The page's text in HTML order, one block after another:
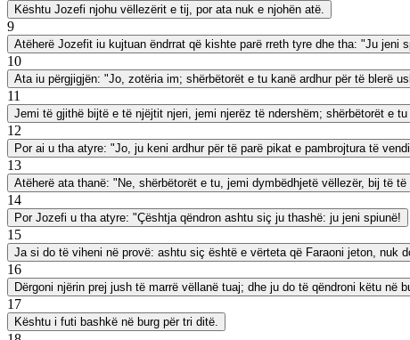
Kështu Jozefi njohu vëllezërit e tij, por ata nuk e njohën atë.
9
Atëherë Jozefit iu kujtuan ëndrrat që kishte parë rreth tyre dhe tha: "Ju jeni
10
Ata iu përgjigjën: "Jo, zotëria im; shërbëtorët e tu kanë ardhur për të blerë
11
Jemi të gjithë bijtë e të njëjtit njeri, jemi njerëz të ndershëm; shërbëtorët e tu
12
Por ai u tha atyre: "Jo, ju keni ardhur për të parë pikat e pambrojtura të
13
Atëherë ata thanë: "Ne, shërbëtorët e tu, jemi dymbëdhjetë vëllezër, bij të
14
Por Jozefi u tha atyre: "Çështja qëndron ashtu siç ju thashë: ju jeni spiunë!
15
Ja si do të viheni në provë: ashtu siç është e vërteta që Faraoni jeton, nuk
16
Dërgoni njërin prej jush të marrë vëllanë tuaj; dhe ju do të qëndroni këtu
17
Kështu i futi bashkë në burg për tri ditë.